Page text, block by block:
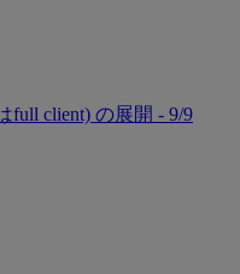
full client) の展開 - 9/9